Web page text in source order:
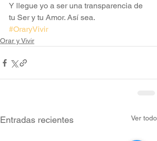
Y llegue yo a ser una transparencia de
tu Ser y tu Amor. Así sea.
#OraryVivir
Orar y Vivir
Entradas recientes Ver todo